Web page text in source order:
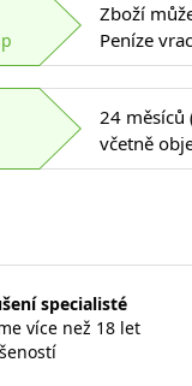
Zboží
Peníze
24 měsíců
včetně
specialisté
více než 18 let